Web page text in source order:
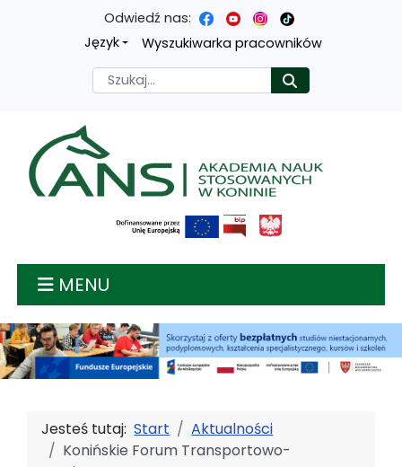
Przejdź
treści
głównej
Przejdź
menu
nawigacyjnego
Przejdź
wyszukiwarki
Przejdź
mapy
strony
Odwiedź nas:
Język
Wyszukiwarka pracowników
Szukaj
Akademia nauk
MENU
Jesteś tutaj:Start
Aktualności
Konińskie Forum Transportowo-